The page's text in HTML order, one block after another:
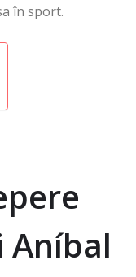
în sport.
Aníbal